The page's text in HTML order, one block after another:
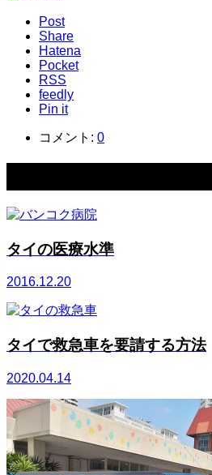
Post
Share
Hatena
Pocket
RSS
feedly
Pin it
コメント: 0
タイの医療水準
2016.12.20
タイで救急車を要請する方法
2020.04.14